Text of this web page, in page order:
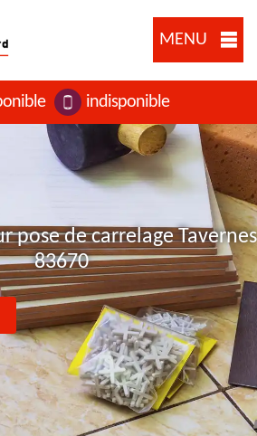
MENU
indisponible
pose de carrelage Tavernes
83670